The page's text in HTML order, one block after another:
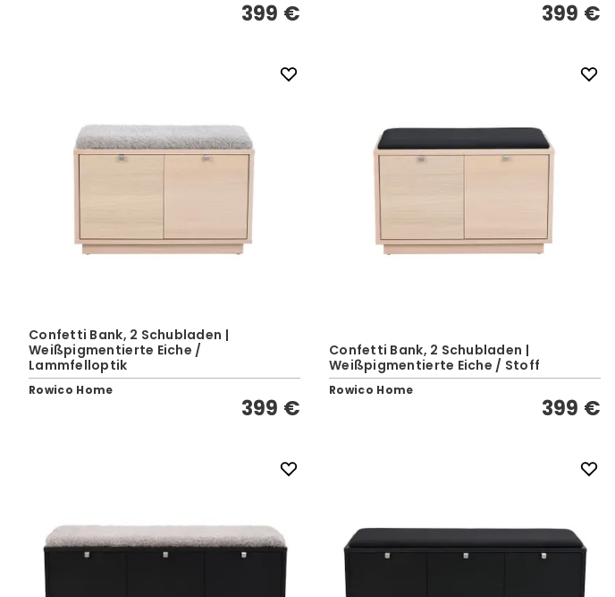
399 € 399 €
Confetti Bank, 2 Schubladen |
Weißpigmentierte Eiche /
Lammfelloptik
Rowico Home
399 €
Confetti Bank, 2 Schubladen |
Weißpigmentierte Eiche / Stoff
Rowico Home
399 €